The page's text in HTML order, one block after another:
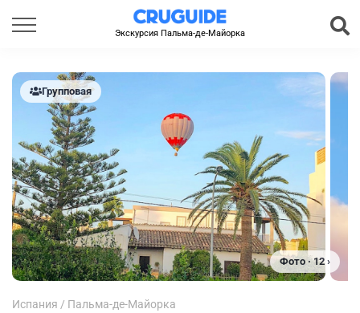
Экскурсия Пальма-де-Майорка
Групповая
Фото · 12 ›
Испания / Пальма-де-Майорка